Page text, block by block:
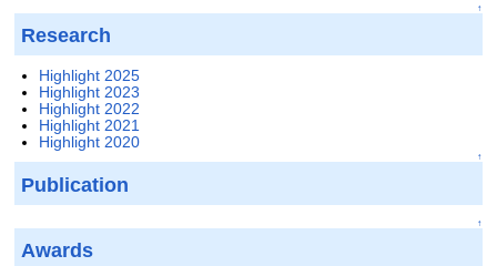
↑
Research
Highlight 2025
Highlight 2023
Highlight 2022
Highlight 2021
Highlight 2020
↑
Publication
↑
Awards